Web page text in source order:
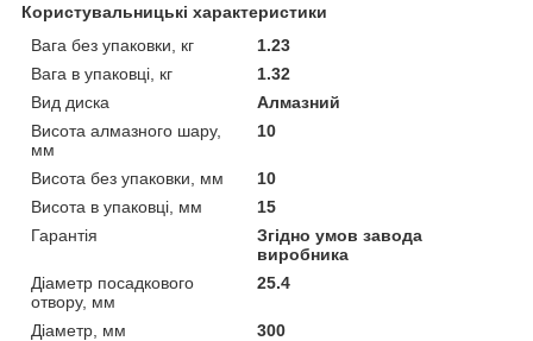
Користувальницькі характеристики
Вага без упаковки, кг
1.23
Вага в упаковці, кг
1.32
Вид диска
Алмазний
Висота алмазного шару,
мм
10
Висота без упаковки, мм
10
Висота в упаковці, мм
15
Гарантія
Згідно умов завода
виробника
Діаметр посадкового
отвору, мм
25.4
Діаметр, мм
300